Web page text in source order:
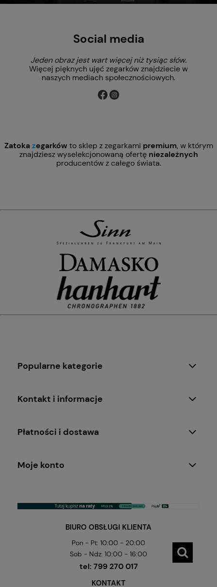
Social media
Jeden obraz jest wart więcej niż tysiąc słów.
Więcej pięknych ujęć zegarków znajdziecie w
naszych mediach społecznościowych.
Zatokazegarkówto sklep z zegarkami premium, w którym
znajdziesz wyselekcjonowaną ofertę niezależnych
producentów z całego świata.
Popularne kategorie
Kontakt i informacje
Płatności i dostawa
Moje konto
BIURO OBSŁUGI KLIENTA
Pon - Pt: 10:00 - 20:00
Sob - Ndz: 10:00 - 16:00
tel: 799 270 017
KONTAKT